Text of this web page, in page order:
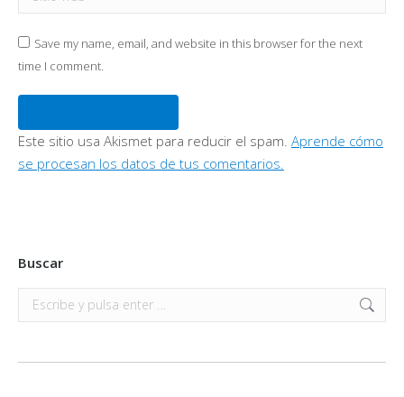
Save my name, email, and website in this browser for the next
time I comment.
Este sitio usa Akismet para reducir el spam. Aprende cómo
se procesan los datos de tus comentarios.
Buscar
Buscar: